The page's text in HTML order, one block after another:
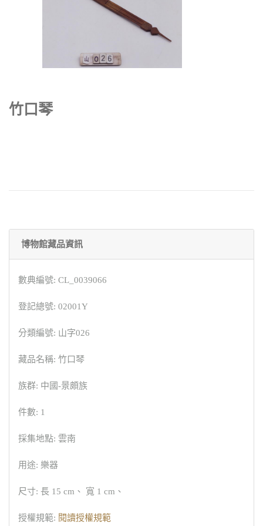
竹口琴
博物館藏品資訊
數典編號: CL_0039066
登記總號: 02001Y
分類編號: 山字026
藏品名稱: 竹口琴
族群: 中國-景頗族
件數: 1
採集地點: 雲南
用途: 樂器
尺寸: 長 15 cm、 寬 1 cm、
授權規範: 閱讀授權規範